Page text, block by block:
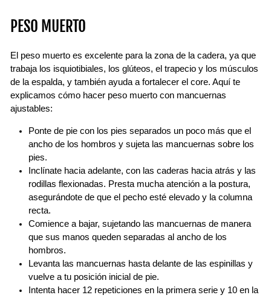
PESO MUERTO
El peso muerto es excelente para la zona de la cadera, ya que
trabaja los isquiotibiales, los glúteos, el trapecio y los músculos
de la espalda, y también ayuda a fortalecer el core. Aquí te
explicamos cómo hacer peso muerto con mancuernas
ajustables:
Ponte de pie con los pies separados un poco más que el
ancho de los hombros y sujeta las mancuernas sobre los
pies.
Inclínate hacia adelante, con las caderas hacia atrás y las
rodillas flexionadas. Presta mucha atención a la postura,
asegurándote de que el pecho esté elevado y la columna
recta.
Comience a bajar, sujetando las mancuernas de manera
que sus manos queden separadas al ancho de los
hombros.
Levanta las mancuernas hasta delante de las espinillas y
vuelve a tu posición inicial de pie.
Intenta hacer 12 repeticiones en la primera serie y 10 en la